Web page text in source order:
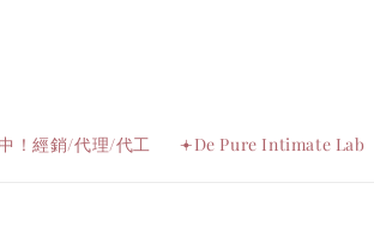
！經銷/代理/代工 𖥔De Pure Intimate Lab